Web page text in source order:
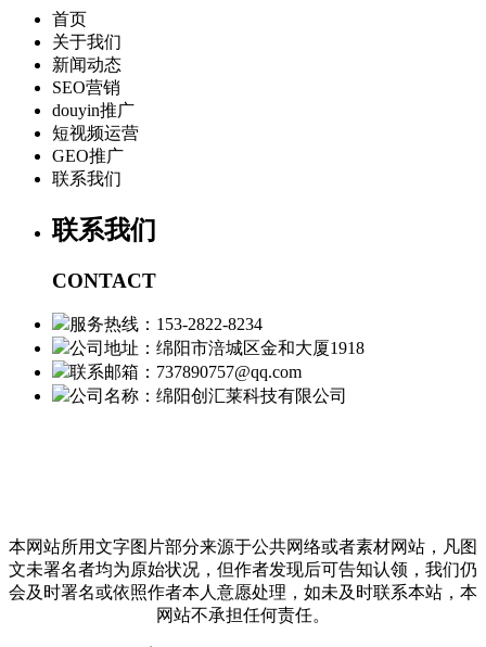
首页
关于我们
新闻动态
SEO营销
douyin推广
短视频运营
GEO推广
联系我们
联系我们
CONTACT
服务热线：153-2822-8234
公司地址：绵阳市涪城区金和大厦1918
联系邮箱：737890757@qq.com
公司名称：绵阳创汇莱科技有限公司
本网站所用文字图片部分来源于公共网络或者素材网站，凡图
文未署名者均为原始状况，但作者发现后可告知认领，我们仍
会及时署名或依照作者本人意愿处理，如未及时联系本站，本
网站不承担任何责任。